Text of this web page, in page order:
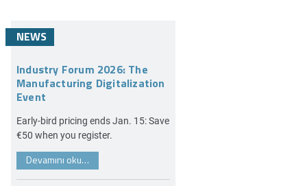
NEWS
Industry Forum 2026: The
Manufacturing Digitalization
Event
Early-bird pricing ends Jan. 15: Save
€50 when you register.
Devamını oku…